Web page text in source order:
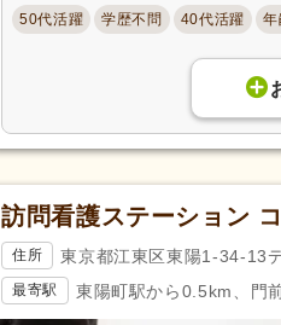
50代活躍 学歴不問 40代活躍 年
訪問看護ステーション
住所 東京都江東区東陽1-34-13
最寄駅 東陽町駅から0.5km、門